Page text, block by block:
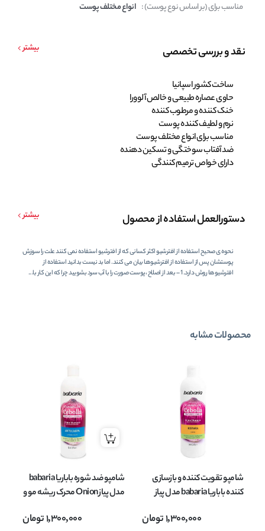
مناسب برای (بر اساس نوع پوست) : انواع مختلف پوست
نقد و بررسی تخصصی بیشتر
ساخت کشور اسپانیا
حاوی عصاره طبیعی و خالص آلوورا
خنک کننده و مرطوب کننده
نرم و لطیف کننده پوست
مناسب برای انواع مختلف پوست
ضد آفتاب سوختگی و تسکین دهنده
دارای خواص ترمیم کنندگی
دستورالعمل استفاده از محصول بیشتر
نحوه ی صحیح استفاده از افترشیو اکثر کسانی که از افترشیو استفاده نمی کنند علت را سوزش
پوستشان پس از استفاده از افترشیوها بیان می کنند. اما بد نیست بدانید استفاده از
افترشیوها روش دارد. 1 – بعد از اصلاح ،پوست صورت را با آب سرد بشویید چرا که این کار با...
محصولات مشابه
شامپو تقویت کننده و بازسازی
کننده باباریا babaria مدل پیاز
کننده مناسب انواع مو های
1,300,000تومان
شامپو ضد شوره باباریا babaria
مدل پیاز Onion محرک ریشه مو و
انواع مو حجم 380 میل1,300,000تومان